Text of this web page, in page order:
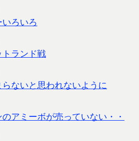
ろいろ
トランド戦
ないと思われないように
アミーボが売っていない・・